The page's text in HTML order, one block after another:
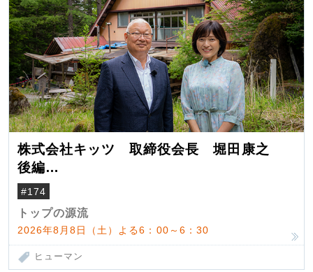
株式会社キッツ 取締役会長 堀田康之
後編
米国駐在でも浮かんだ八ヶ岳 山小屋を営
んだ父母
#174
トップの源流
2026年8月8日（土）よる6：00～6：30
ヒューマン